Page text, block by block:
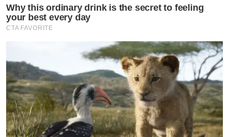
Why this ordinary drink is the secret to feeling
your best every day
CTA FAVORITE